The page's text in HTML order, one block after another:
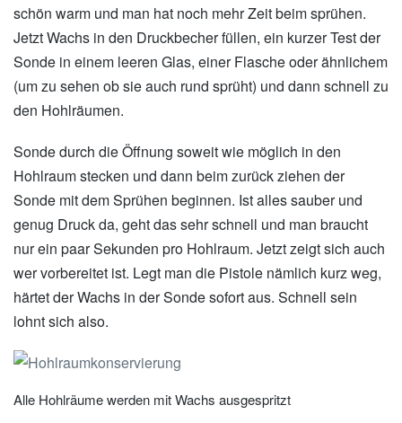
schön warm und man hat noch mehr Zeit beim sprühen.
Jetzt Wachs in den Druckbecher füllen, ein kurzer Test der
Sonde in einem leeren Glas, einer Flasche oder ähnlichem
(um zu sehen ob sie auch rund sprüht) und dann schnell zu
den Hohlräumen.
Sonde durch die Öffnung soweit wie möglich in den
Hohlraum stecken und dann beim zurück ziehen der
Sonde mit dem Sprühen beginnen. Ist alles sauber und
genug Druck da, geht das sehr schnell und man braucht
nur ein paar Sekunden pro Hohlraum. Jetzt zeigt sich auch
wer vorbereitet ist. Legt man die Pistole nämlich kurz weg,
härtet der Wachs in der Sonde sofort aus. Schnell sein
lohnt sich also.
Alle Hohlräume werden mit Wachs ausgespritzt